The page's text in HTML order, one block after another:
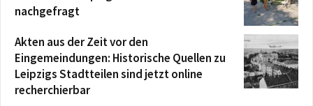
nachgefragt
Akten aus der Zeit vor den
Eingemeindungen: Historische Quellen zu
Leipzigs Stadtteilen sind jetzt online
recherchierbar